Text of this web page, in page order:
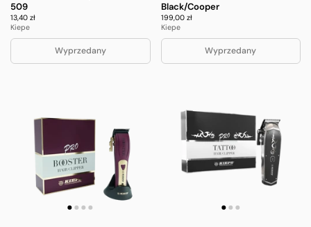
509
13,40 zł
Kiepe
Wyprzedany
Black/Cooper
199,00 zł
Kiepe
Wyprzedany